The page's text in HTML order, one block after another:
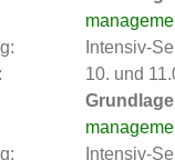
Intensiv-
10. und
Intensiv-